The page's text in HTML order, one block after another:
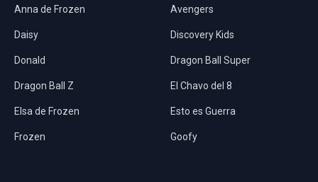
Anna de Frozen Avengers
Daisy Discovery Kids
Donald Dragon Ball Super
Dragon Ball Z El Chavo del 8
Elsa de Frozen Esto es Guerra
Frozen Goofy